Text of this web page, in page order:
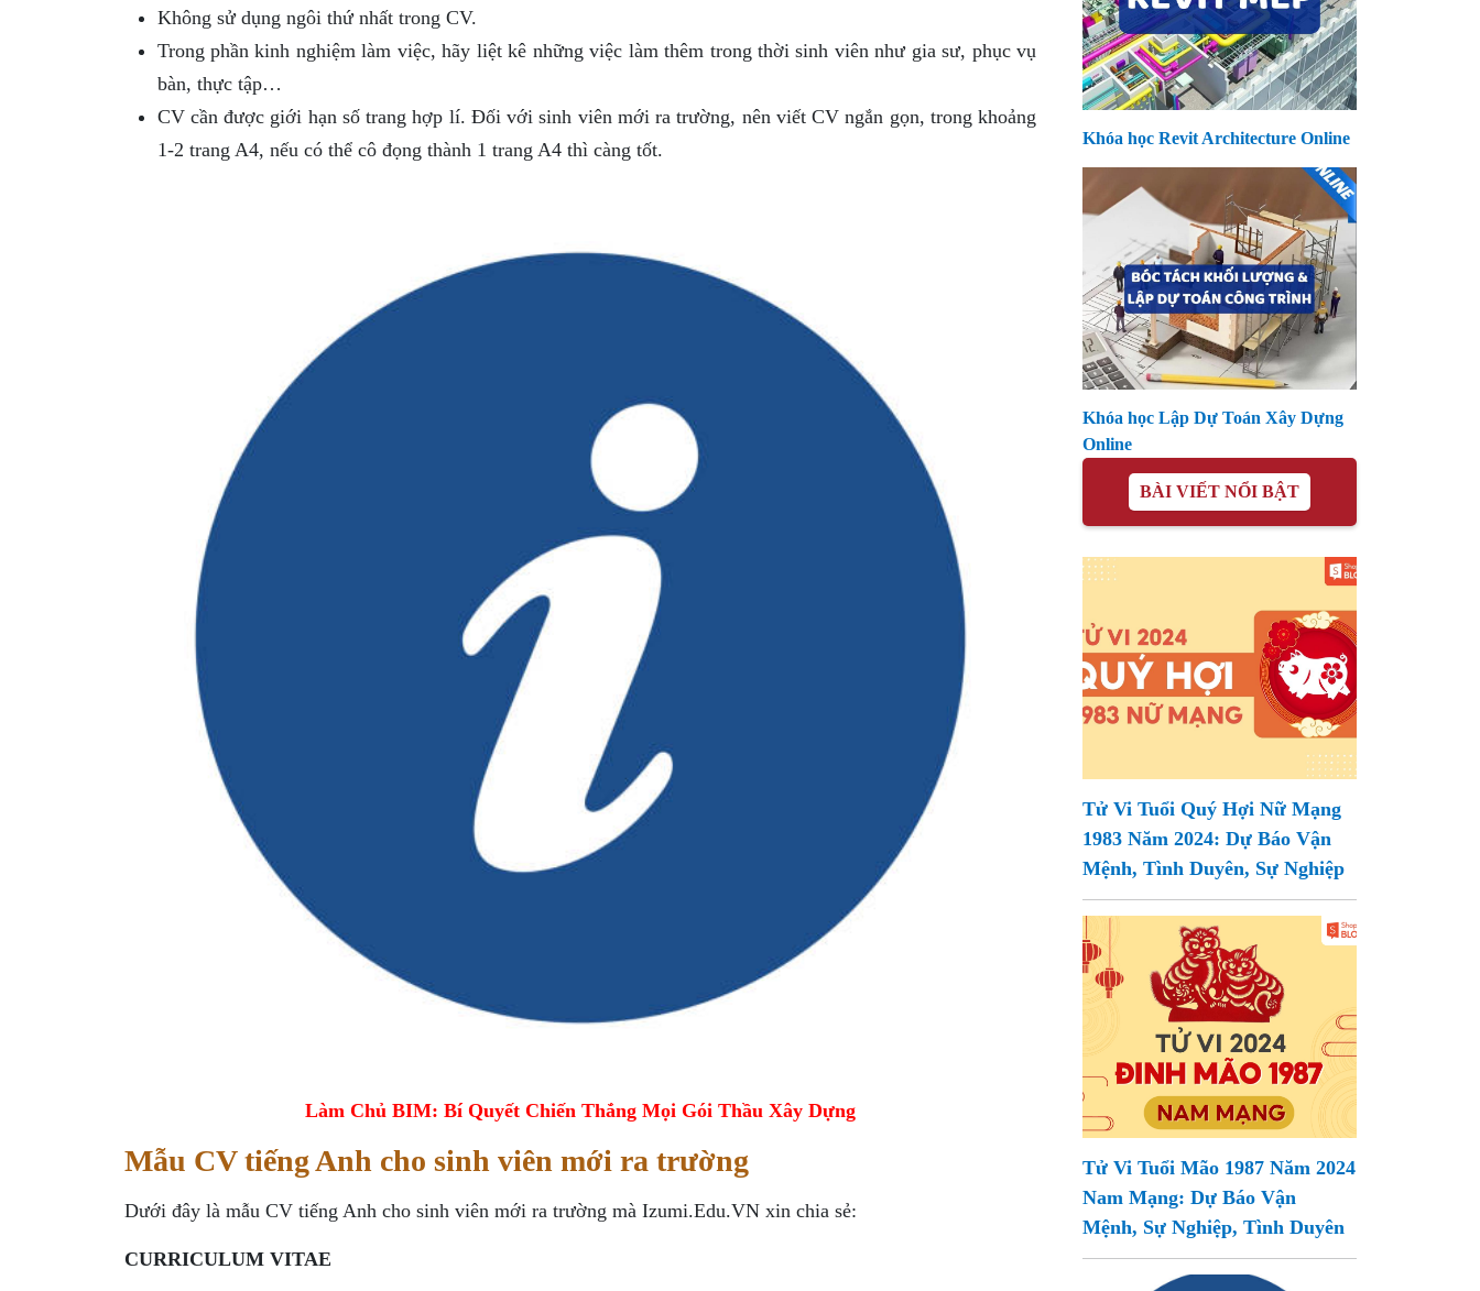
Không sử dụng ngôi thứ nhất trong CV.
Trong phần kinh nghiệm làm việc, hãy liệt kê những việc làm thêm trong thời sinh viên như gia sư, phục vụ
bàn, thực tập…
CV cần được giới hạn số trang hợp lí. Đối với sinh viên mới ra trường, nên viết CV ngắn gọn, trong khoảng
1-2 trang A4, nếu có thể cô đọng thành 1 trang A4 thì càng tốt.
Làm Chủ BIM: Bí Quyết Chiến Thắng Mọi Gói Thầu Xây Dựng
Mẫu CV tiếng Anh cho sinh viên mới ra trường
Dưới đây là mẫu CV tiếng Anh cho sinh viên mới ra trường mà Izumi.Edu.VN xin chia sẻ:
CURRICULUM VITAE
Khóa học Revit Architecture Online
Khóa học Lập Dự Toán Xây Dựng
Online
BÀI VIẾT NỔI BẬT
Tử Vi Tuổi Quý Hợi Nữ Mạng
1983 Năm 2024: Dự Báo Vận
Mệnh, Tình Duyên, Sự Nghiệp
Tử Vi Tuổi Mão 1987 Năm 2024
Nam Mạng: Dự Báo Vận
Mệnh, Sự Nghiệp, Tình Duyên